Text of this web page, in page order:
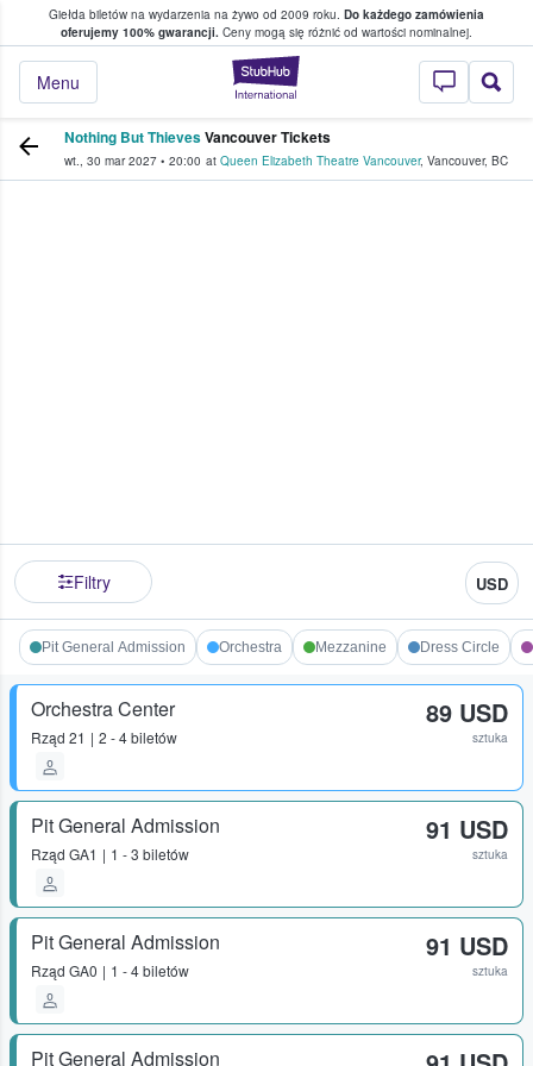
Giełda biletów na wydarzenia na żywo od 2009 roku. Do każdego zamówienia
oferujemy 100% gwarancji. Ceny mogą się różnić od wartości nominalnej.
StubHub —
Menu
w którym fani i kibice kupują i
Nothing But ThievesVancouver Tickets
wt., 30 mar 2027 • 20:00 at Queen Elizabeth Theatre Vancouver, Vancouver, BC
Filtry USD
Pit General Admission Orchestra Mezzanine Dress Circle
Orchestra Center
Rząd 21 2 - 4 biletów
89 USD
sztuka
Pit General Admission
Rząd GA1 1 - 3 biletów
91 USD
sztuka
Pit General Admission
Rząd GA0 1 - 4 biletów
91 USD
sztuka
Pit General Admission